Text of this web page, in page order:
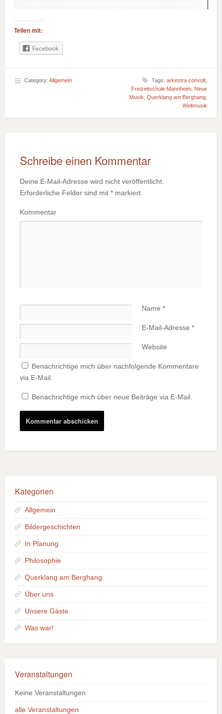
Teilen mit:
Facebook
Category: Allgemein Tags: arkestra convolt
Freizeitschule Mannheim Neue
Musik Querklang am Berghang
Weltmusik
Schreibe einen Kommentar
Deine E-Mail-Adresse wird nicht veröffentlicht.
Erforderliche Felder sind mit * markiert
Kommentar
Name *
E-Mail-Adresse *
Website
Benachrichtige mich über nachfolgende Kommentare
via E-Mail.
Benachrichtige mich über neue Beiträge via E-Mail.
Kategorien
Allgemein
Bildergeschichten
In Planung
Philosophie
Querklang am Berghang
Über uns
Unsere Gäste
Was war!
Veranstaltungen
Keine Veranstaltungen
alle Veranstaltungen